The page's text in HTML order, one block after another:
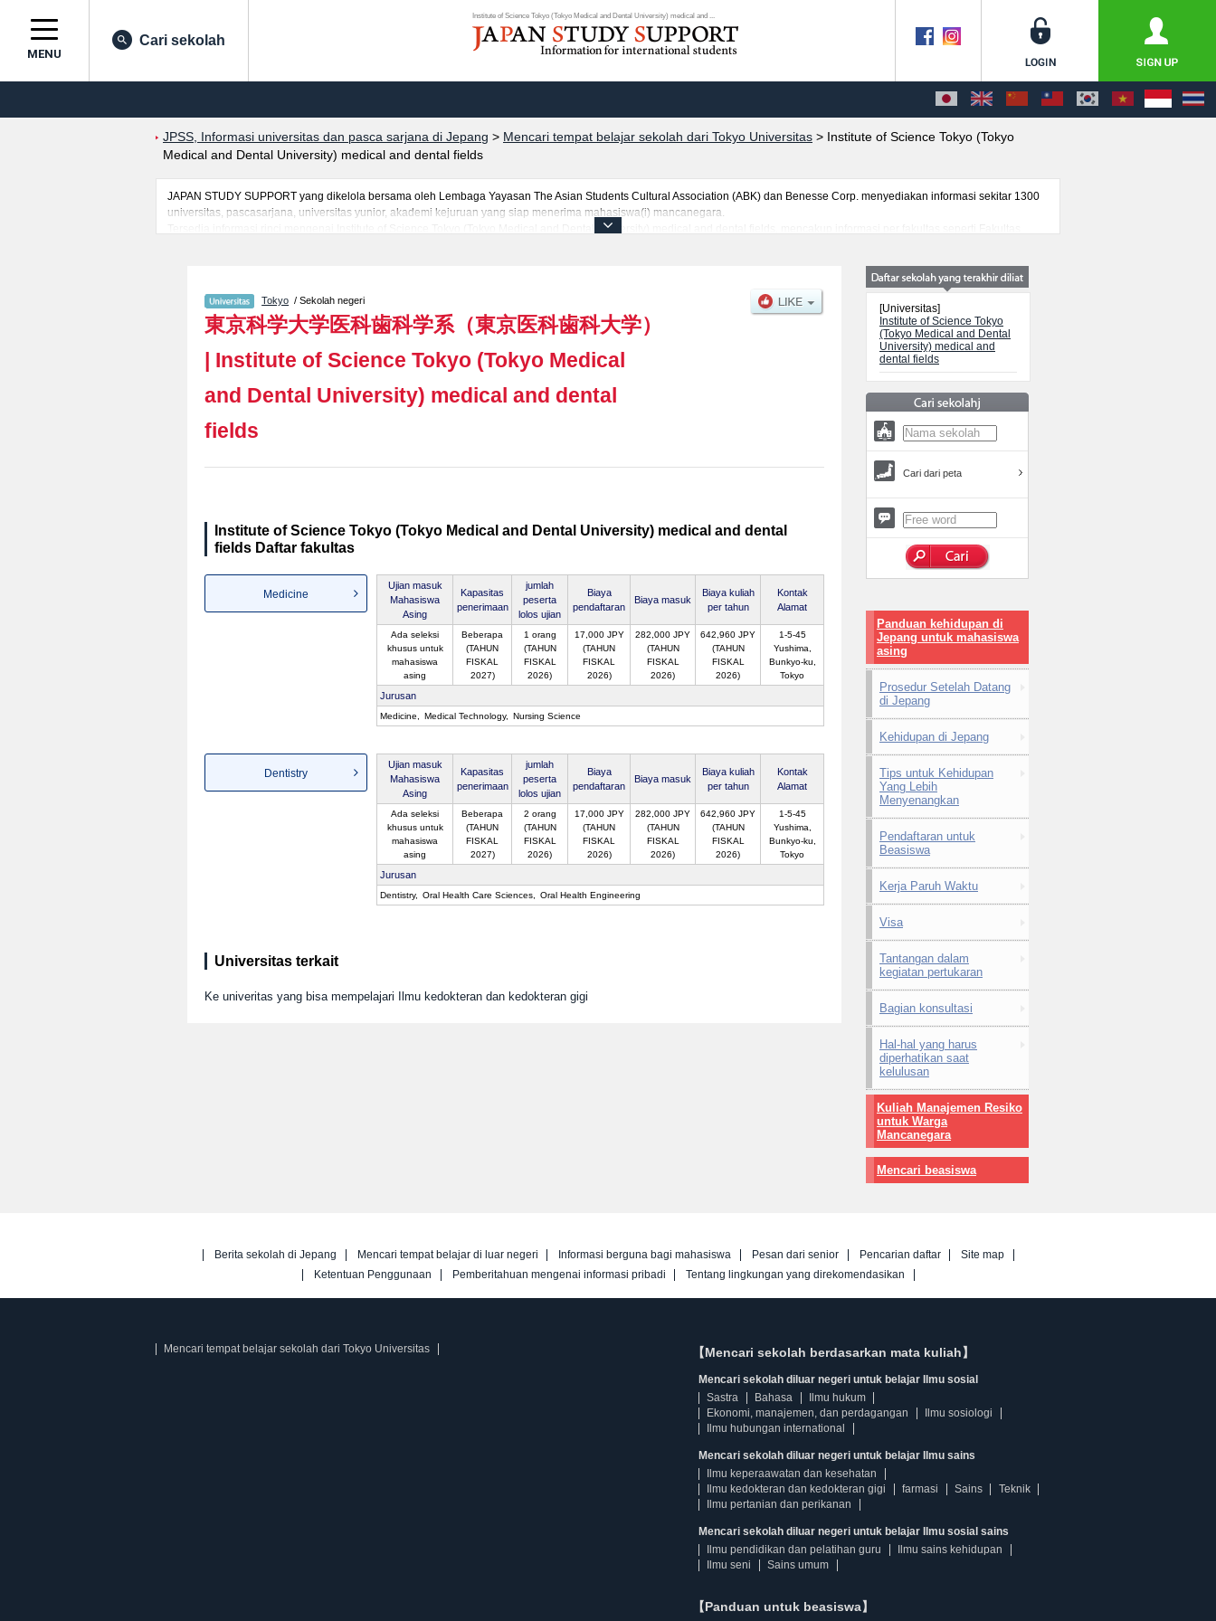
Institute of Science Tokyo (Tokyo Medical and Dental University) medical and ...
MENU
Cari sekolah
JPSS, Informasi universitas dan pasca sarjana di Jepang > Mencari tempat belajar sekolah dari Tokyo Universitas > Institute of Science Tokyo (Tokyo
Medical and Dental University) medical and dental fields
JAPAN STUDY SUPPORT yang dikelola bersama oleh Lembaga Yayasan The Asian Students Cultural Association (ABK) dan Benesse Corp. menyediakan informasi sekitar 1300
universitas, pascasarjana, universitas yunior, akademi kejuruan yang siap menerima mahasiswa(i) mancanegara.
Tersedia informasi rinci mengenai Institute of Science Tokyo (Tokyo Medical and Dental University) medical and dental fields, mencakup informasi per fakultas seperti Fakultas
Tokyo / Sekolah negeri
東京科学大学医科歯科学系（東京医科歯科大学）
| Institute of Science Tokyo (Tokyo Medical
and Dental University) medical and dental
fields
Institute of Science Tokyo (Tokyo Medical and Dental University) medical and dental
fields Daftar fakultas
Medicine
Ujian masuk
Mahasiswa
Asing
Kapasitas
penerimaan
jumlah
peserta
lolos ujian
Biaya
pendaftaran
Biaya masuk
Biaya kuliah
per tahun
Kontak
Alamat
Ada seleksi
khusus untuk
mahasiswa
asing
Beberapa
(TAHUN
FISKAL
2027)
1 orang
(TAHUN
FISKAL
2026)
17,000 JPY
(TAHUN
FISKAL
2026)
282,000 JPY
(TAHUN
FISKAL
2026)
642,960 JPY
(TAHUN
FISKAL
2026)
1-5-45
Yushima,
Bunkyo-ku,
Tokyo
Jurusan
Medicine Medical Technology Nursing Science
Dentistry
Ujian masuk
Mahasiswa
Asing
Kapasitas
penerimaan
jumlah
peserta
lolos ujian
Biaya
pendaftaran
Biaya masuk
Biaya kuliah
per tahun
Kontak
Alamat
Ada seleksi
khusus untuk
mahasiswa
asing
Beberapa
(TAHUN
FISKAL
2027)
2 orang
(TAHUN
FISKAL
2026)
17,000 JPY
(TAHUN
FISKAL
2026)
282,000 JPY
(TAHUN
FISKAL
2026)
642,960 JPY
(TAHUN
FISKAL
2026)
1-5-45
Yushima,
Bunkyo-ku,
Tokyo
Jurusan
Dentistry Oral Health Care Sciences Oral Health Engineering
Universitas terkait
Ke univeritas yang bisa mempelajari Ilmu kedokteran dan kedokteran gigi
[Universitas]
Institute of Science Tokyo
(Tokyo Medical and Dental
University) medical and
dental fields
Cari dari peta
Panduan kehidupan di
Jepang untuk mahasiswa
asing
Prosedur Setelah Datang
di Jepang
Kehidupan di Jepang
Tips untuk Kehidupan
Yang Lebih
Menyenangkan
Pendaftaran untuk
Beasiswa
Kerja Paruh Waktu
Visa
Tantangan dalam
kegiatan pertukaran
Bagian konsultasi
Hal-hal yang harus
diperhatikan saat
kelulusan
Kuliah Manajemen Resiko
untuk Warga
Mancanegara
Mencari beasiswa
Berita sekolah di Jepang Mencari tempat belajar di luar negeri Informasi berguna bagi mahasiswa Pesan dari senior Pencarian daftar
Site map
Ketentuan Penggunaan
Pemberitahuan mengenai informasi pribadi Tentang lingkungan yang direkomendasikan
Mencari tempat belajar sekolah dari Tokyo Universitas 【Mencari sekolah berdasarkan mata kuliah】
Mencari sekolah diluar negeri untuk belajar Ilmu sosial
Sastra
Bahasa
Ilmu hukum
Ekonomi, manajemen, dan perdagangan
Ilmu sosiologi
Ilmu hubungan international
Mencari sekolah diluar negeri untuk belajar Ilmu sains
Ilmu keperaawatan dan kesehatan
Ilmu kedokteran dan kedokteran gigi
farmasi Sains
Teknik
Ilmu pertanian dan perikanan
Mencari sekolah diluar negeri untuk belajar Ilmu sosial sains
Ilmu pendidikan dan pelatihan guru
Ilmu sains kehidupan
Ilmu seni
Sains umum
【Panduan untuk beasiswa】